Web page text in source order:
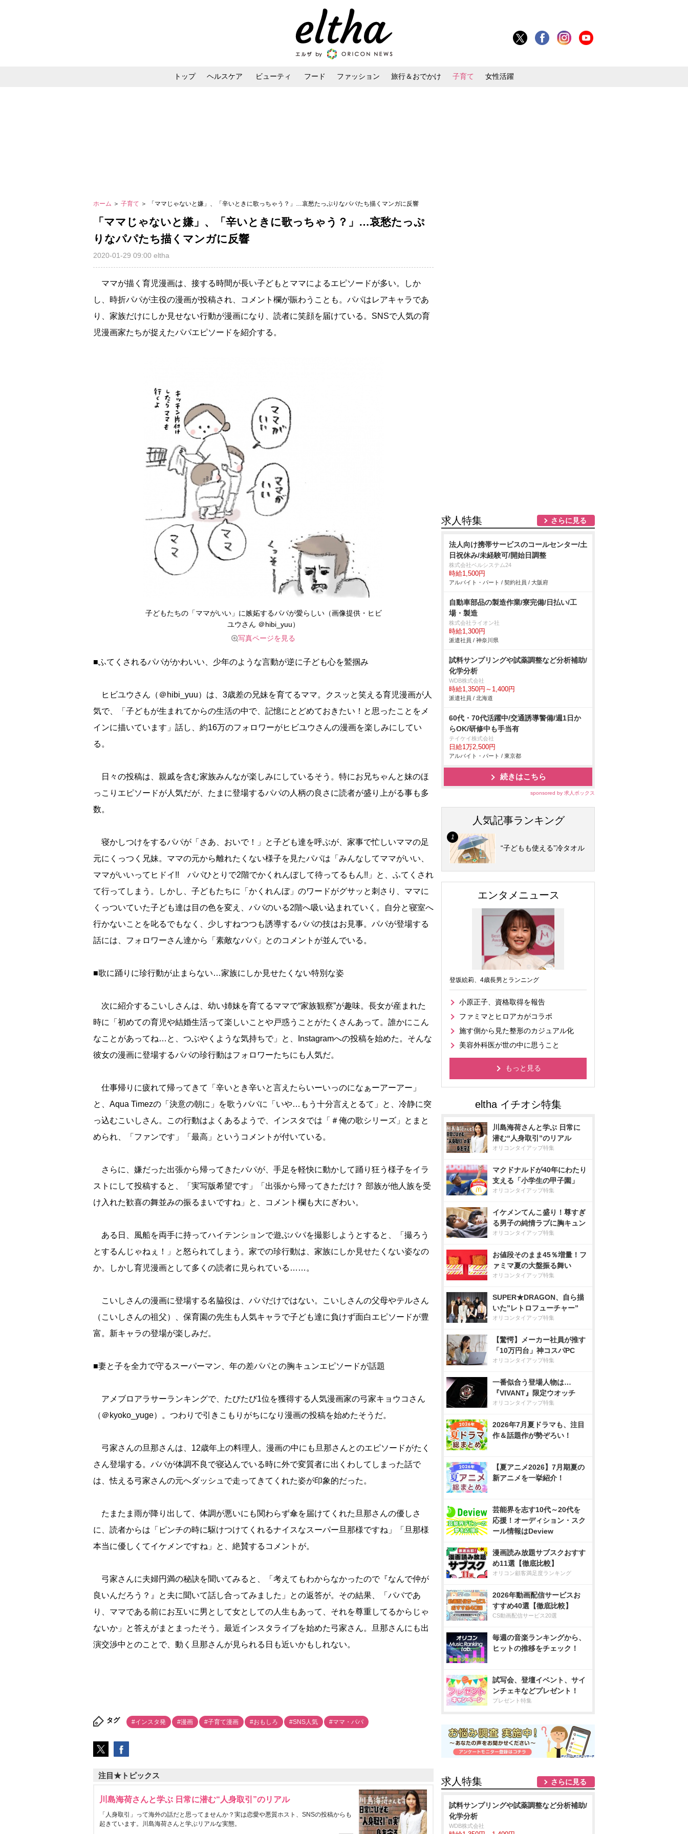
トップ ヘルスケア ビューティ フード ファッション 旅行＆おでかけ 子育て 女性活躍
ホーム ＞ 子育て ＞ 「ママじゃないと嫌」、「辛いときに歌っちゃう？」…哀愁たっぷりなパパたち描くマンガに反響
「ママじゃないと嫌」、「辛いときに歌っちゃう？」…哀愁たっぷ
りなパパたち描くマンガに反響
2020-01-29 09:00 eltha
ママが描く育児漫画は、接する時間が長い子どもとママによるエピソードが多い。しか
し、時折パパが主役の漫画が投稿され、コメント欄が賑わうことも。パパはレアキャラであ
り、家族だけにしか見せない行動が漫画になり、読者に笑顔を届けている。SNSで人気の育
児漫画家たちが捉えたパパエピソードを紹介する。
子どもたちの「ママがいい」に嫉妬するパパが愛らしい（画像提供・ヒビ
ユウさん ＠hibi_yuu）
写真ページを見る
■ふてくされるパパがかわいい、少年のような言動が逆に子ども心を鷲掴み
ヒビユウさん（＠hibi_yuu）は、3歳差の兄妹を育てるママ。クスッと笑える育児漫画が人
気で、「子どもが生まれてからの生活の中で、記憶にとどめておきたい！と思ったことをメ
インに描いています」話し、約16万のフォロワーがヒビユウさんの漫画を楽しみにしてい
る。
日々の投稿は、親戚を含む家族みんなが楽しみにしているそう。特にお兄ちゃんと妹のほ
っこりエピソードが人気だが、たまに登場するパパの人柄の良さに読者が盛り上がる事も多
数。
寝かしつけをするパパが「さあ、おいで！」と子ども達を呼ぶが、家事で忙しいママの足
元にくっつく兄妹。ママの元から離れたくない様子を見たパパは「みんなしてママがいい、
ママがいいってヒドイ!! パパひとりで2階でかくれんぼして待ってるもん!!」と、ふてくされ
て行ってしまう。しかし、子どもたちに「かくれんぼ」のワードがグサッと刺さり、ママに
くっついていた子ども達は目の色を変え、パパのいる2階へ吸い込まれていく。自分と寝室へ
行かないことを叱るでもなく、少しすねつつも誘導するパパの技はお見事。パパが登場する
話には、フォロワーさん達から「素敵なパパ」とのコメントが並んでいる。
■歌に踊りに珍行動が止まらない…家族にしか見せたくない特別な姿
次に紹介するこいしさんは、幼い姉妹を育てるママで“家族観察”が趣味。長女が産まれた
時に「初めての育児や結婚生活って楽しいことや戸惑うことがたくさんあって。誰かにこん
なことがあってね…と、つぶやくような気持ちで」と、Instagramへの投稿を始めた。そんな
彼女の漫画に登場するパパの珍行動はフォロワーたちにも人気だ。
仕事帰りに疲れて帰ってきて「辛いとき辛いと言えたらいーいっのになぁーアーアー」
と、Aqua Timezの「決意の朝に」を歌うパパに「いや…もう十分言えとるて」と、冷静に突
っ込むこいしさん。この行動はよくあるようで、インスタでは「＃俺の歌シリーズ」とまと
められ、「ファンです」「最高」というコメントが付いている。
さらに、嫌だった出張から帰ってきたパパが、手足を軽快に動かして踊り狂う様子をイラ
ストにして投稿すると、「実写版希望です」「出張から帰ってきただけ？ 部族が他人族を受
け入れた歓喜の舞並みの振るまいですね」と、コメント欄も大にぎわい。
ある日、風船を両手に持ってハイテンションで遊ぶパパを撮影しようとすると、「撮ろう
とするんじゃねぇ！」と怒られてしまう。家での珍行動は、家族にしか見せたくない姿なの
か。しかし育児漫画として多くの読者に見られている……。
こいしさんの漫画に登場する名脇役は、パパだけではない。こいしさんの父母やテルさん
（こいしさんの祖父）、保育園の先生も人気キャラで子ども達に負けず面白エピソードが豊
富。新キャラの登場が楽しみだ。
■妻と子を全力で守るスーパーマン、年の差パパとの胸キュンエピソードが話題
アメブロアラサーランキングで、たびたび1位を獲得する人気漫画家の弓家キョウコさん
（＠kyoko_yuge）。つわりで引きこもりがちになり漫画の投稿を始めたそうだ。
弓家さんの旦那さんは、12歳年上の料理人。漫画の中にも旦那さんとのエピソードがたく
さん登場する。パパが体調不良で寝込んでいる時に外で変質者に出くわしてしまった話で
は、怯える弓家さんの元へダッシュで走ってきてくれた姿が印象的だった。
たまたま雨が降り出して、体調が悪いにも関わらず傘を届けてくれた旦那さんの優しさ
に、読者からは「ピンチの時に駆けつけてくれるナイスなスーパー旦那様ですね」「旦那様
本当に優しくてイケメンですね」と、絶賛するコメントが。
弓家さんに夫婦円満の秘訣を聞いてみると、「考えてもわからなかったので『なんで仲が
良いんだろう？』と夫に聞いて話し合ってみました」との返答が。その結果、「パパであ
り、ママである前にお互いに男として女としての人生もあって、それを尊重してるからじゃ
ないか」と答えがまとまったそう。最近インスタライブを始めた弓家さん。旦那さんにも出
演交渉中とのことで、動く旦那さんが見られる日も近いかもしれない。
タグ #インスタ発 #漫画 #子育て漫画 #おもしろ #SNS人気 #ママ・パパ
注目★トピックス
川島海荷さんと学ぶ 日常に潜む“人身取引”のリアル
「人身取引」って海外の話だと思ってませんか？実は恋愛や悪質ホスト、SNSの投稿からも
起きています。川島海荷さんと学ぶリアルな実態。
求人特集 さらに見る
法人向け携帯サービスのコールセンター/土
日祝休み/未経験可/開始日調整
株式会社ベルシステム24
時給1,500円
アルバイト・パート / 契約社員 / 大阪府
自動車部品の製造作業/寮完備/日払い/工
場・製造
株式会社ライオン社
時給1,300円
派遣社員 / 神奈川県
試料サンプリングや試薬調整など分析補助/
化学分析
WDB株式会社
時給1,350円～1,400円
派遣社員 / 北海道
60代・70代活躍中/交通誘導警備/週1日か
らOK/研修中も手当有
テイケイ株式会社
日給1万2,500円
アルバイト・パート / 東京都
続きはこちら
sponsored by 求人ボックス
人気記事ランキング
“子どもも使える”冷タオル
エンタメニュース
登坂絵莉、4歳長男とランニング
小原正子、資格取得を報告
ファミマとヒロアカがコラボ
施す側から見た整形のカジュアル化
美容外科医が世の中に思うこと
もっと見る
川島海荷さんと学ぶ 日常に
潜む“人身取引”のリアル
オリコンタイアップ特集
マクドナルドが40年にわたり
支える「小学生の甲子園」
オリコンタイアップ特集
イケメンてんこ盛り！尊すぎ
る男子の純情ラブに胸キュン
オリコンタイアップ特集
お値段そのまま45％増量！フ
ァミマ夏の大盤振る舞い
オリコンタイアップ特集
SUPER★DRAGON、自ら描
いた”レトロフューチャー”
オリコンタイアップ特集
【驚愕】メーカー社員が推す
「10万円台」神コスパPC
オリコンタイアップ特集
一番似合う登場人物は…
『VIVANT』限定ウオッチ
オリコンタイアップ特集
2026年7月夏ドラマも、注目
作＆話題作が勢ぞろい！
【夏アニメ2026】7月期夏の
新アニメを一挙紹介！
芸能界を志す10代～20代を
応援！オーディション・スク
ール情報はDeview
漫画読み放題サブスクおすす
め11選【徹底比較】
オリコン顧客満足度ランキング
2026年動画配信サービスお
すすめ40選【徹底比較】
CS動画配信サービス20選
毎週の音楽ランキングから、
ヒットの推移をチェック！
試写会、登壇イベント、サイ
ンチェキなどプレゼント！
プレゼント特集
求人特集 さらに見る
試料サンプリングや試薬調整など分析補助/
化学分析
WDB株式会社